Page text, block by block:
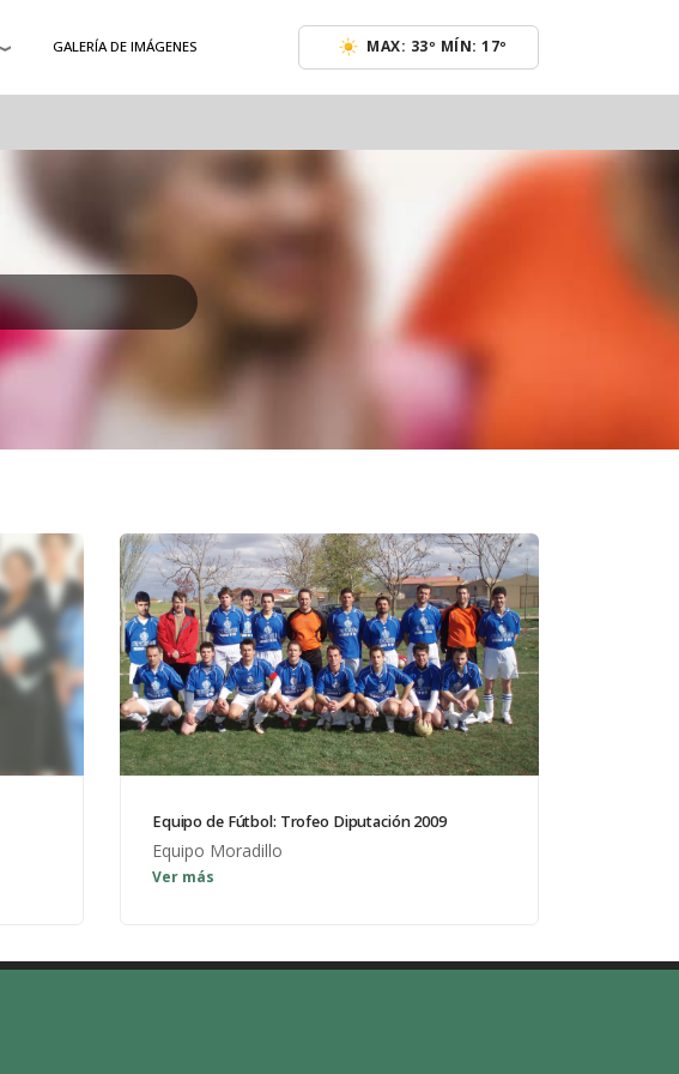
GALERÍA DE IMÁGENES MAX: 33º MÍN: 17º
Equipo de Fútbol: Trofeo Diputación 2009
Equipo Moradillo
Ver más